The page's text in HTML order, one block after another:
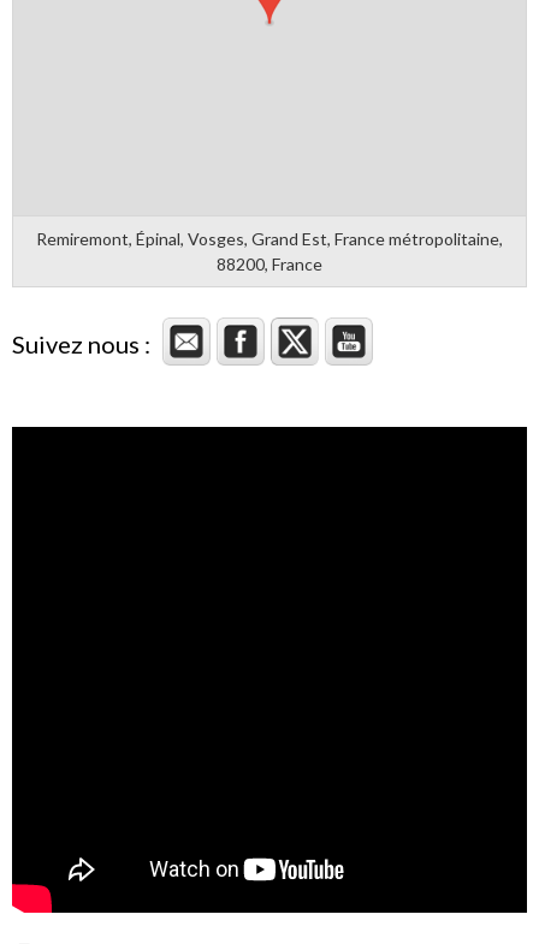
Remiremont, Épinal, Vosges, Grand Est, France métropolitaine,
88200, France
Suivez nous :